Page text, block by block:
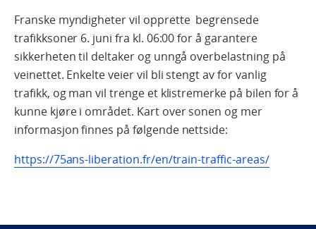
Franske myndigheter vil opprette begrensede
trafikksoner 6. juni fra kl. 06:00 for å garantere
sikkerheten til deltaker og unngå overbelastning på
veinettet. Enkelte veier vil bli stengt av for vanlig
trafikk, og man vil trenge et klistremerke på bilen for å
kunne kjøre i området. Kart over sonen og mer
informasjon finnes på følgende nettside:
https://75ans-liberation.fr/en/train-traffic-areas/